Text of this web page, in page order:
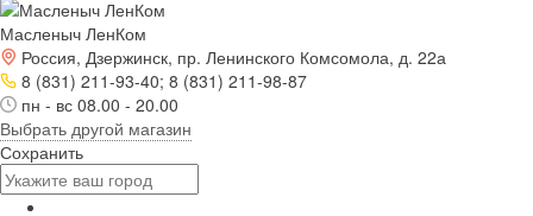
Масленыч ЛенКом
Россия, Дзержинск, пр. Ленинского Комсомола, д. 22а
8 (831) 211-93-40; 8 (831) 211-98-87
пн - вс 08.00 - 20.00
Выбрать другой магазин
Сохранить